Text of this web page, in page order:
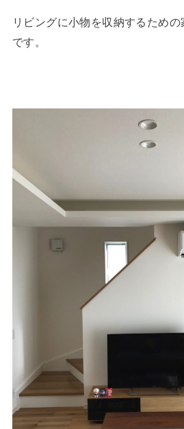
リビングに小物を収納するため
です。